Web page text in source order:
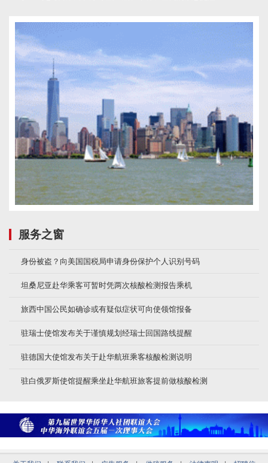
服务之窗
身份被盗？向美国国税局申请身份保护个人识别号码
坦桑尼亚赴华乘客可暂时凭两次核酸检测报告乘机
旅西中国公民如确诊或有疑似症状可向使领馆报备
驻瑞士使馆发布关于谨慎规划经瑞士回国路线提醒
驻德国大使馆发布关于赴华航班乘客核酸检测说明
驻白俄罗斯使馆提醒乘坐赴华航班旅客提前做核酸检测